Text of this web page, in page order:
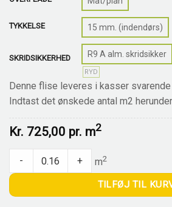
TYKKELSE 15 mm. (indendørs)
SKRIDSIKKERHED R9 A alm. skridsikker
RYD
Denne flise leveres i kasser
Indtast det ønskede antal m2 herunder.
Kr. 725,00 pr. m2
EG 0015 CRISTAL quantity
- + m2
TILFØJ TIL